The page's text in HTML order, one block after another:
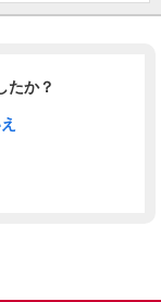
たか？